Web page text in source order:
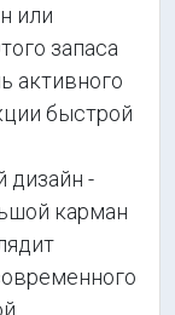
или
запаса
активного
быстрой
-
карман